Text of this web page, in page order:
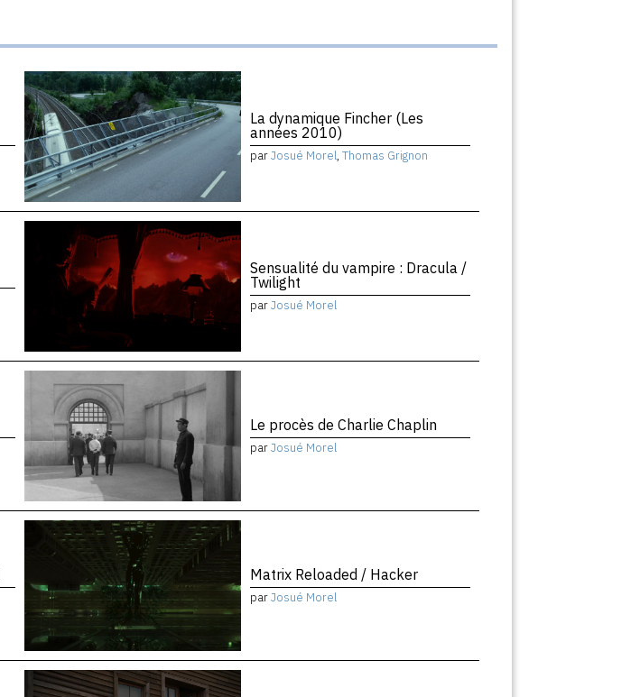
La dynamique Fincher (Les
années 2010)
parJosué Morel, Thomas Grignon
Sensualité du vampire : Dracula /
Twilight
parJosué Morel
Le procès de Charlie Chaplin
parJosué Morel
Matrix Reloaded / Hacker
parJosué Morel